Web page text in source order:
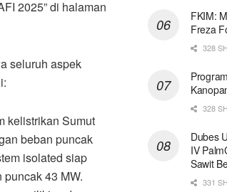
2025” di halaman
seluruh aspek
kelistrikan Sumut
beban puncak
isolated siap
43 MW.
FKIM:
Freza
328
328
Dubes
IV
Sawit
331